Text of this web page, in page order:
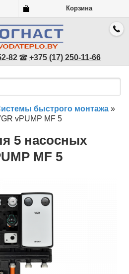
Корзина
82 +375 (17) 250-11-66
быстрого монтажа »
vPUMP MF 5
5 насосных
MF 5